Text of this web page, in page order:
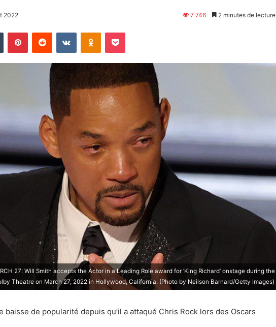
2022 7 746 2 minutes de lecture
Tumblr PinterestReddit VKontakteOdnoklassniki
Pocket
27: Will Smith accepts the Actor in a Leading Role award for ‘King Richard’ onstage during the
Theatre on March 27, 2022 in Hollywood, California. (Photo by Neilson Barnard/Getty Images)
baisse de popularité depuis qu’il a attaqué Chris Rock lors des Oscars